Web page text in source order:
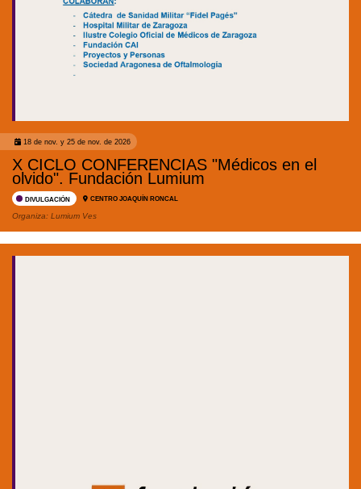
18 de nov. y 25 de nov. de 2026
X CICLO CONFERENCIAS "Médicos en el
olvido". Fundación Lumium
DIVULGACIÓN CENTRO JOAQUÍN RONCAL
Organiza: Lumium Ves